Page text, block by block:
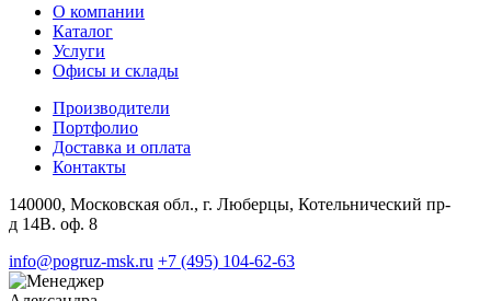
О компании
Каталог
Услуги
Офисы и склады
Производители
Портфолио
Доставка и оплата
Контакты
140000, Московская обл., г. Люберцы, Котельнический пр-
д 14В. оф. 8
info@pogruz-msk.ru +7 (495) 104-62-63